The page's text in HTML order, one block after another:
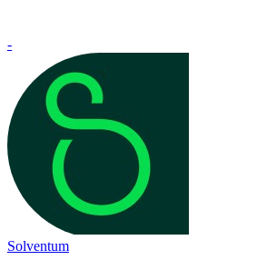
-
Solventum